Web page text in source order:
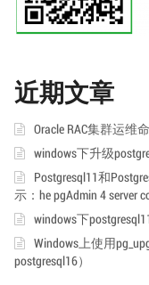
近期文章
Oracle RAC集群运维
windows下升级
Postgresql11和
示：he pgAdmin 4 server
windows下
Windows上使用
postgresql16）